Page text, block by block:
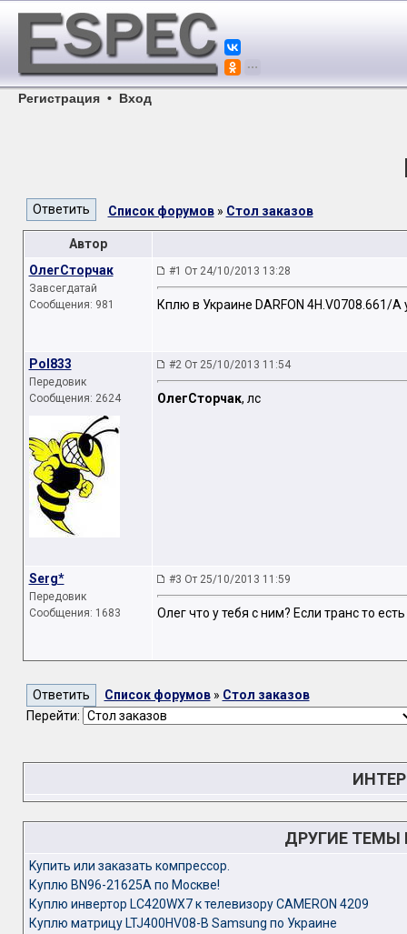
Регистрация • Вход
Список форумов» Стол заказов
Автор
ОлегСторчак
Завсегдатай
Сообщения: 981
#1 От 24/10/2013 13:28
Кплю в Украине DARFON 4H.V0708.661/A
Pol833
Передовик
Сообщения: 2624
#2 От 25/10/2013 11:54
ОлегСторчак, лс
Serg*
Передовик
Сообщения: 1683
#3 От 25/10/2013 11:59
Олег что у тебя с ним? Если транс то
Список форумов» Стол заказов
Перейти:
ДРУГИЕ ТЕМЫ
Kупить или заказать компрессор.
Куплю BN96-21625A по Москве!
Куплю инвертор LC420WX7 к телевизору CAMERON 4209
Куплю матрицу LTJ400HV08-B Samsung по Украине